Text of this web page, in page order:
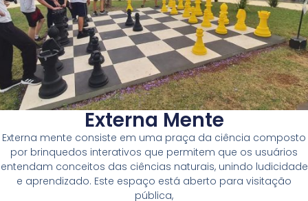
Externa Mente
Externa mente consiste em uma praça da ciência composto
por brinquedos interativos que permitem que os usuários
entendam conceitos das ciências naturais, unindo ludicidade
e aprendizado. Este espaço está aberto para visitação
pública,